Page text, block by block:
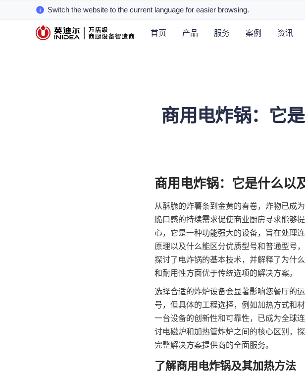
Switch the website to the current language for easier browsing.
首页 产品 服务 案例 资讯
商用电炸锅：它
从酥脆的炸薯条到金黄的春卷，炸物已成
脆口感的持续需求促使商业厨房寻求能够
心，它是一种功能强大的设备，旨在处理
原理以及什么能区分优质型号和普通型号
探讨了电炸锅的基本技术，并解释了为什
选择合适的炸炉设备会显著影响您餐厅的
号，但具体的工程选择，例如加热方式和
一台设备的创新性和可靠性，已成为全球
讨电磁炉和加热管炸炉之间的核心区别，
完整解决方案提供商的全面服务。